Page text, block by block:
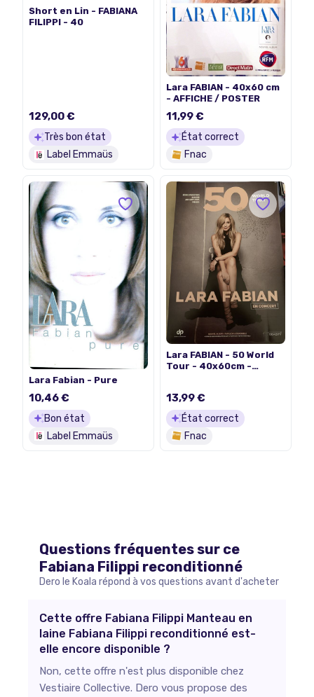
Short en Lin - FABIANA
FILIPPI - 40
129,00 €
Très bon état
Label Emmaüs
Lara FABIAN - 40x60 cm
- AFFICHE / POSTER
11,99 €
État correct
Fnac
Lara Fabian - Pure
10,46 €
Bon état
Label Emmaüs
Lara FABIAN - 50 World
Tour - 40x60cm -
13,99 €
État correct
Fnac
Questions fréquentes sur ce
Fabiana Filippi reconditionné
Dero le Koala répond à vos questions avant d'acheter
Cette offre Fabiana Filippi Manteau en
laine Fabiana Filippi reconditionné est-
elle encore disponible ?
Non, cette offre n'est plus disponible chez
Vestiaire Collective. Dero vous propose des